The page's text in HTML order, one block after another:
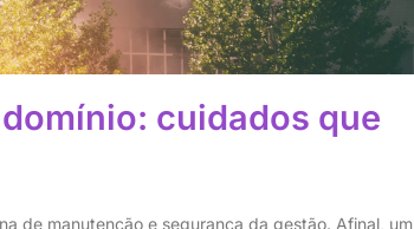
cuidados que
de manutenção e segurança da gestão. Afinal, um